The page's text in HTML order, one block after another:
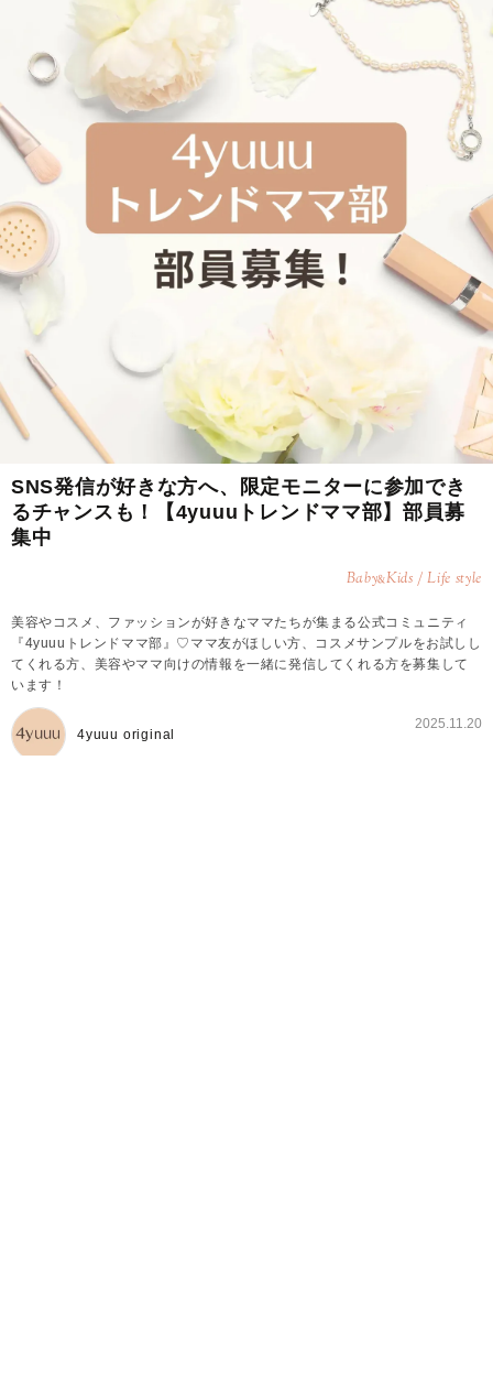
SNS発信が好きな方へ、限定モニターに参加でき
るチャンスも！【4yuuuトレンドママ部】部員募
集中
Baby&Kids / Life style
美容やコスメ、ファッションが好きなママたちが集まる公式コミュニティ
『4yuuuトレンドママ部』♡ママ友がほしい方、コスメサンプルをお試しし
てくれる方、美容やママ向けの情報を一緒に発信してくれる方を募集して
います！
4yuuu original
2025.11.20